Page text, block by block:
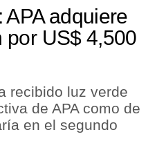
APA adquiere
por US$ 4,500
recibido luz verde
de APA como de
en el segundo